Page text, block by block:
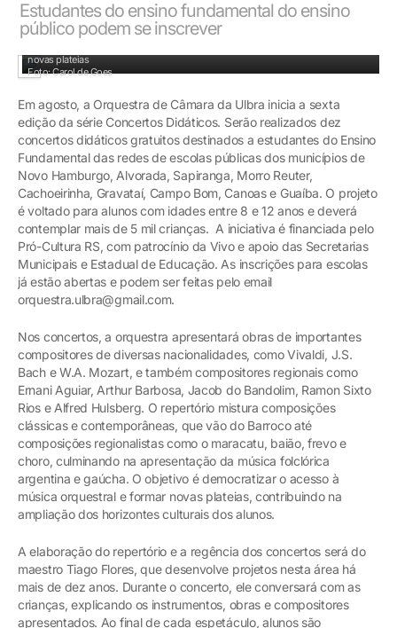
Estudantes do ensino fundamental do ensino
público podem se inscrever
novas plateias
Foto: Carol de Goes
Em agosto, a Orquestra de Câmara da Ulbra inicia a sexta
edição da série Concertos Didáticos. Serão realizados dez
concertos didáticos gratuitos destinados a estudantes do Ensino
Fundamental das redes de escolas públicas dos municípios de
Novo Hamburgo, Alvorada, Sapiranga, Morro Reuter,
Cachoeirinha, Gravataí, Campo Bom, Canoas e Guaíba. O projeto
é voltado para alunos com idades entre 8 e 12 anos e deverá
contemplar mais de 5 mil crianças. A iniciativa é financiada pelo
Pró-Cultura RS, com patrocínio da Vivo e apoio das Secretarias
Municipais e Estadual de Educação. As inscrições para escolas
já estão abertas e podem ser feitas pelo email
orquestra.ulbra@gmail.com.
Nos concertos, a orquestra apresentará obras de importantes
compositores de diversas nacionalidades, como Vivaldi, J.S.
Bach e W.A. Mozart, e também compositores regionais como
Ernani Aguiar, Arthur Barbosa, Jacob do Bandolim, Ramon Sixto
Rios e Alfred Hulsberg. O repertório mistura composições
clássicas e contemporâneas, que vão do Barroco até
composições regionalistas como o maracatu, baião, frevo e
choro, culminando na apresentação da música folclórica
argentina e gaúcha. O objetivo é democratizar o acesso à
música orquestral e formar novas plateias, contribuindo na
ampliação dos horizontes culturais dos alunos.
A elaboração do repertório e a regência dos concertos será do
maestro Tiago Flores, que desenvolve projetos nesta área há
mais de dez anos. Durante o concerto, ele conversará com as
crianças, explicando os instrumentos, obras e compositores
apresentados. Ao final de cada espetáculo, alunos são